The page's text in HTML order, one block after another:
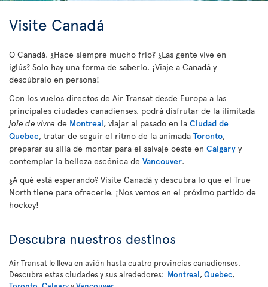
Visite Canadá
O Canadá. ¿Hace siempre mucho frío? ¿Las gente vive en
iglús? Solo hay una forma de saberlo. ¡Viaje a Canadá y
descúbralo en persona!
Con los vuelos directos de Air Transat desde Europa a las
principales ciudades canadienses, podrá disfrutar de la ilimitada
joie de vivre de Montreal, viajar al pasado en la Ciudad de
Quebec, tratar de seguir el ritmo de la animada Toronto,
preparar su silla de montar para el salvaje oeste en Calgary y
contemplar la belleza escénica de Vancouver.
¿A qué está esperando? Visite Canadá y descubra lo que el True
North tiene para ofrecerle. ¡Nos vemos en el próximo partido de
hockey!
Descubra nuestros destinos
Air Transat le lleva en avión hasta cuatro provincias canadienses.
Descubra estas ciudades y sus alrededores: Montreal, Quebec,